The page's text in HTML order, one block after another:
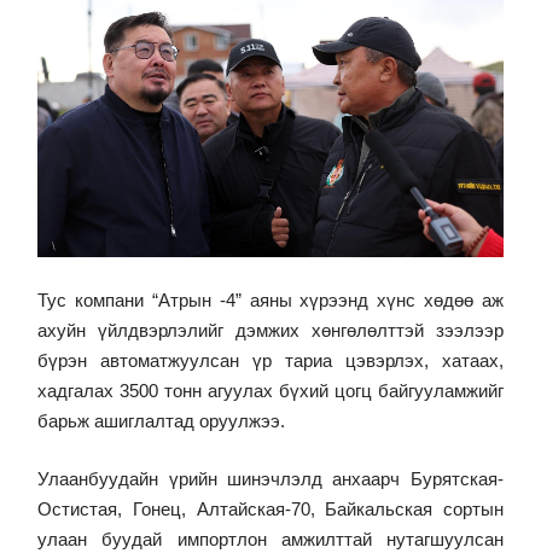
Тус компани “Атрын -4” аяны хүрээнд хүнс хөдөө аж
ахуйн үйлдвэрлэлийг дэмжих хөнгөлөлттэй зээлээр
бүрэн автоматжуулсан үр тариа цэвэрлэх, хатаах,
хадгалах 3500 тонн агуулах бүхий цогц байгууламжийг
барьж ашиглалтад оруулжээ.
Улаанбуудайн үрийн шинэчлэлд анхаарч Бурятская-
Остистая, Гонец, Алтайская-70, Байкальская сортын
улаан буудай импортлон амжилттай нутагшуулсан